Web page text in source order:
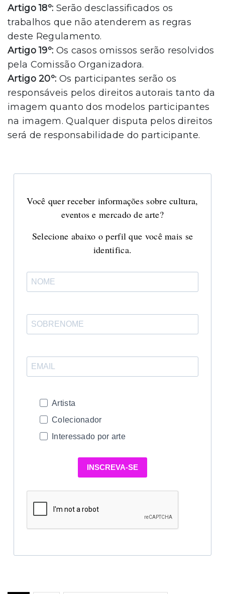
Artigo 18º: Serão desclassificados os
trabalhos que não atenderem as regras
deste Regulamento.
Artigo 19º: Os casos omissos serão resolvidos
pela Comissão Organizadora.
Artigo 20º: Os participantes serão os
responsáveis pelos direitos autorais tanto da
imagem quanto dos modelos participantes
na imagem. Qualquer disputa pelos direitos
será de responsabilidade do participante.
Você quer receber informações sobre cultura,
eventos e mercado de arte?
Selecione abaixo o perfil que você mais se
identifica.
Artista
Colecionador
Interessado por arte
INSCREVA-SE